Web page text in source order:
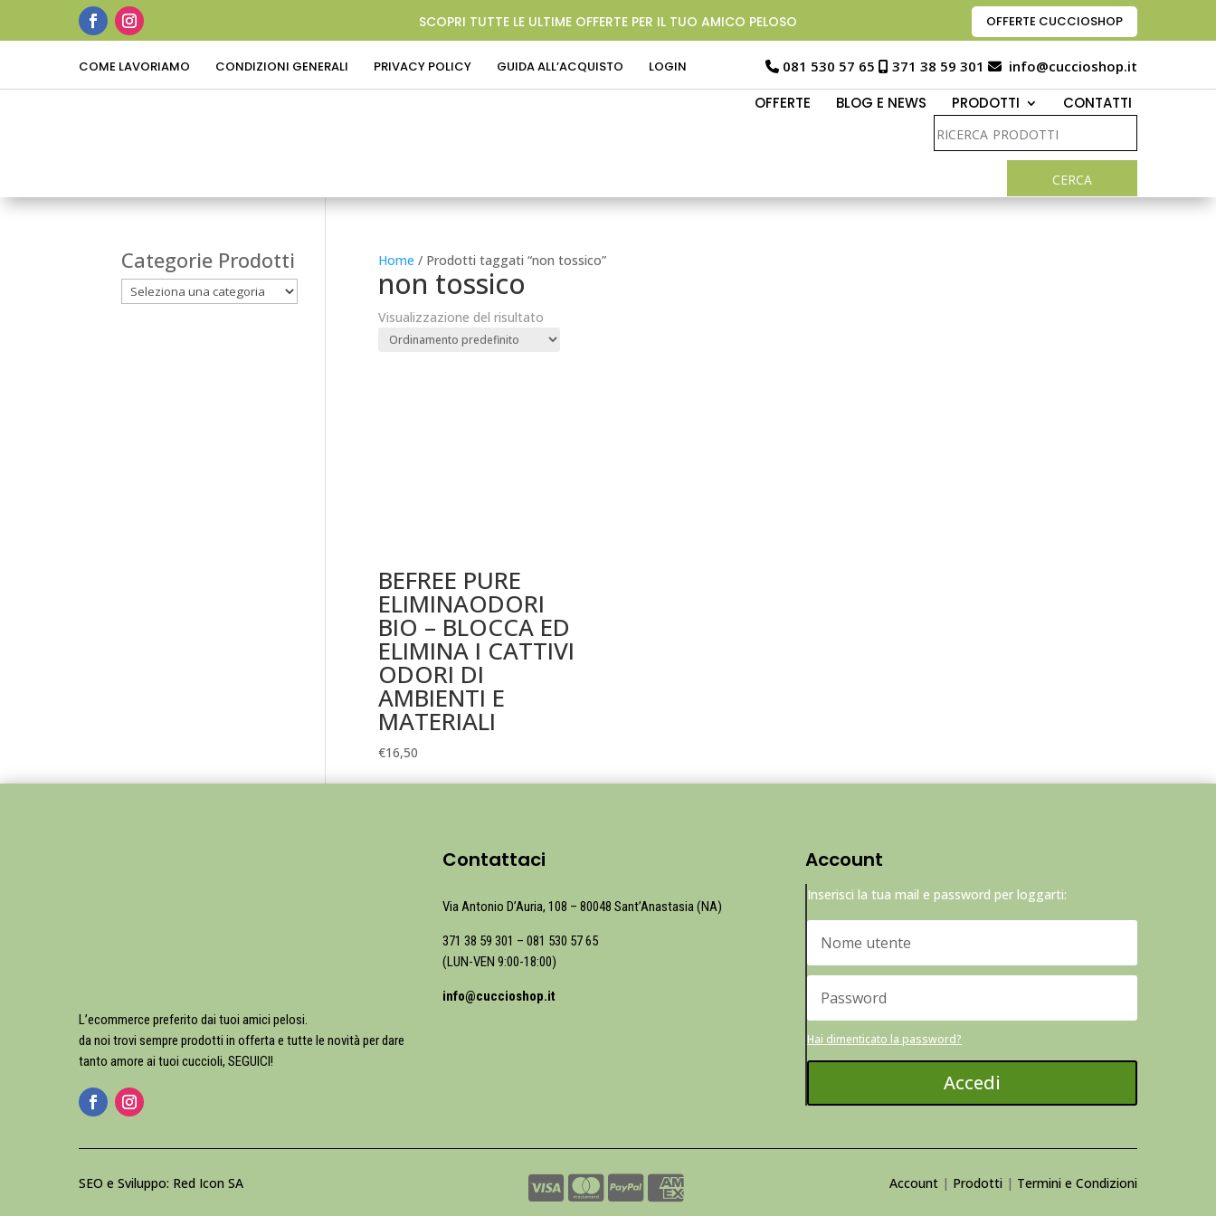
SCOPRI TUTTE LE ULTIME OFFERTE PER IL TUO AMICO PELOSO OFFERTE CUCCIOSHOP
COME LAVORIAMO CONDIZIONI GENERALI PRIVACY POLICY GUIDA ALL’ACQUISTO LOGIN 081 530 57 65 371 38 59 301 info@cuccioshop.it
OFFERTE BLOG E NEWS PRODOTTI CONTATTI
Home / Prodotti taggati “non tossico”
non tossico
Visualizzazione del risultato
BEFREE PURE
ELIMINAODORI
BIO – BLOCCA ED
ELIMINA I CATTIVI
ODORI DI
AMBIENTI E
MATERIALI
€16,50
Categorie Prodotti
L’ecommerce preferito dai tuoi amici pelosi.
da noi trovi sempre prodotti in offerta e tutte le novità per dare
tanto amore ai tuoi cuccioli, SEGUICI!
Contattaci
Via Antonio D’Auria, 108 – 80048 Sant’Anastasia (NA)
371 38 59 301 – 081 530 57 65
(LUN-VEN 9:00-18:00)
info@cuccioshop.it
Account
Inserisci la tua mail e password per loggarti:
Hai dimenticato la password?
Accedi
SEO e Sviluppo: Red Icon SA Account| Prodotti | Termini e Condizioni